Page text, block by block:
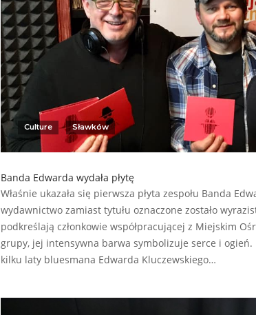
Culture Sławków
Banda Edwarda wydała płytę
Właśnie ukazała się pierwsza płyta zespołu Banda
wydawnictwo zamiast tytułu oznaczone zostało
podkreślają członkowie współpracującej z Miejskim
grupy, jej intensywna barwa symbolizuje serce i ogień.
kilku laty bluesmana Edwarda Kluczewskiego…